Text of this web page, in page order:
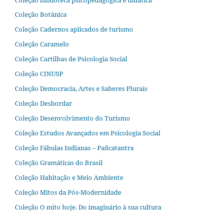
Coleção Botânica
Coleção Cadernos aplicados de turismo
Coleção Caramelo
Coleção Cartilhas de Psicologia Social
Coleção CINUSP
Coleção Democracia, Artes e Saberes Plurais
Coleção Desbordar
Coleção Desenvolvimento do Turismo
Coleção Estudos Avançados em Psicologia Social
Coleção Fábulas Indianas – Pañcatantra
Coleção Gramáticas do Brasil
Coleção Habitação e Meio Ambiente
Coleção Mitos da Pós-Modernidade
Coleção O mito hoje. Do imaginário à sua cultura